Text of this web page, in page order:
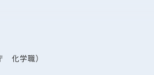
2026年 4月
化学職）